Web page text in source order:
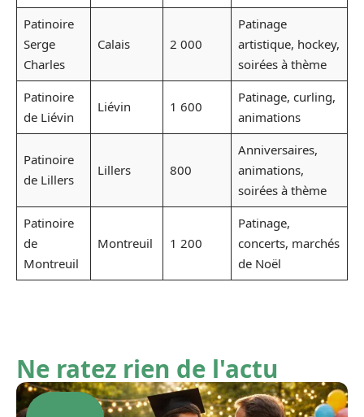
Patinoire
Serge
Charles
Calais 2 000
Patinage
artistique, hockey,
soirées à thème
Patinoire
de Liévin
Liévin 1 600
Patinage, curling,
animations
Patinoire
de Lillers
Lillers 800
Anniversaires,
animations,
soirées à thème
Patinoire
de
Montreuil
Montreuil 1 200
Patinage,
concerts, marchés
de Noël
Ne ratez rien de l'actu